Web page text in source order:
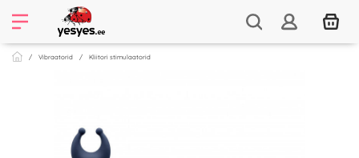
Vibraatorid Kliitori stimulaatorid